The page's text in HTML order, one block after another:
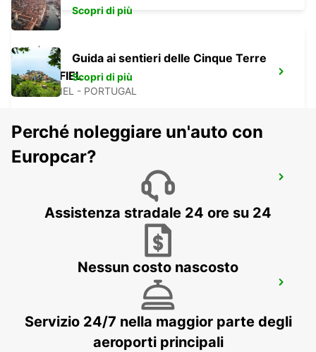
PENAFIEL
PENAFIEL - PORTUGAL
SANTA MARIA DA FEIRA
SANTA MARIA DA FEIRA - PORTUGAL
Scopri di più
Guida ai sentieri delle Cinque Terre
Scopri di più
Perché noleggiare un'auto con
Europcar?
Assistenza stradale 24 ore su 24
Nessun costo nascosto
Servizio 24/7 nella maggior parte degli
aeroporti principali